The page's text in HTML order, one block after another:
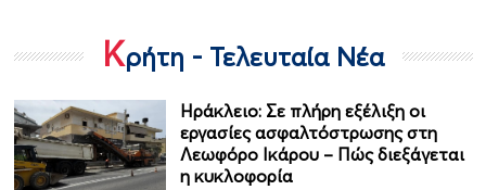
Κρήτη - Τελευταία Νέα
Ηράκλειο: Σε πλήρη εξέλιξη οι
εργασίες ασφαλτόστρωσης στη
Λεωφόρο Ικάρου – Πώς διεξάγεται
η κυκλοφορία